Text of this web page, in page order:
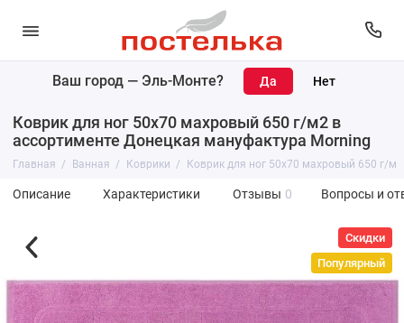
Ваш город — Эль-Монте?
Коврик для ног 50х70 махровый 650 г/м2 в
ассортименте Донецкая мануфактура Morning
Главная Ванная Коврики Коврик для ног 50х70 махровый 650 г/
Описание Характеристики Отзывы 0 Вопросы и
Скидки
Популярный